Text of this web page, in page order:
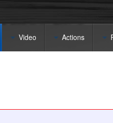
Video Actions